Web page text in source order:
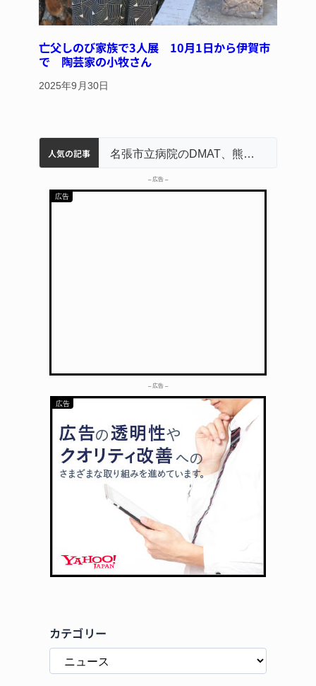
亡父しのび家族で3人展 10月1日から伊賀市
で 陶芸家の小牧さん
2025年9月30日
人気の記事
名張市水道料金47％値上げへ 答申案、審議会で大筋まとまる
器物損壊容疑で83歳女逮捕 伊賀署
中学校の陶壁モニュメント 地元建設会社がボランティアで清掃 伊賀 名張市立病院のDMAT、熊本地震の被災地へ 能登以来3回目の派遣
– 広告 –
– 広告 –
カテゴリー